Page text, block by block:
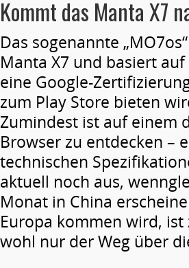
Kommt das Manta X7
Das sogenannte
Manta X7 und basiert
eine Google-
zum Play Store bieten
Zumindest ist auf einem
Browser zu entdecken –
technischen
aktuell noch aus,
Monat in China
Europa kommen wird,
wohl nur der Weg über